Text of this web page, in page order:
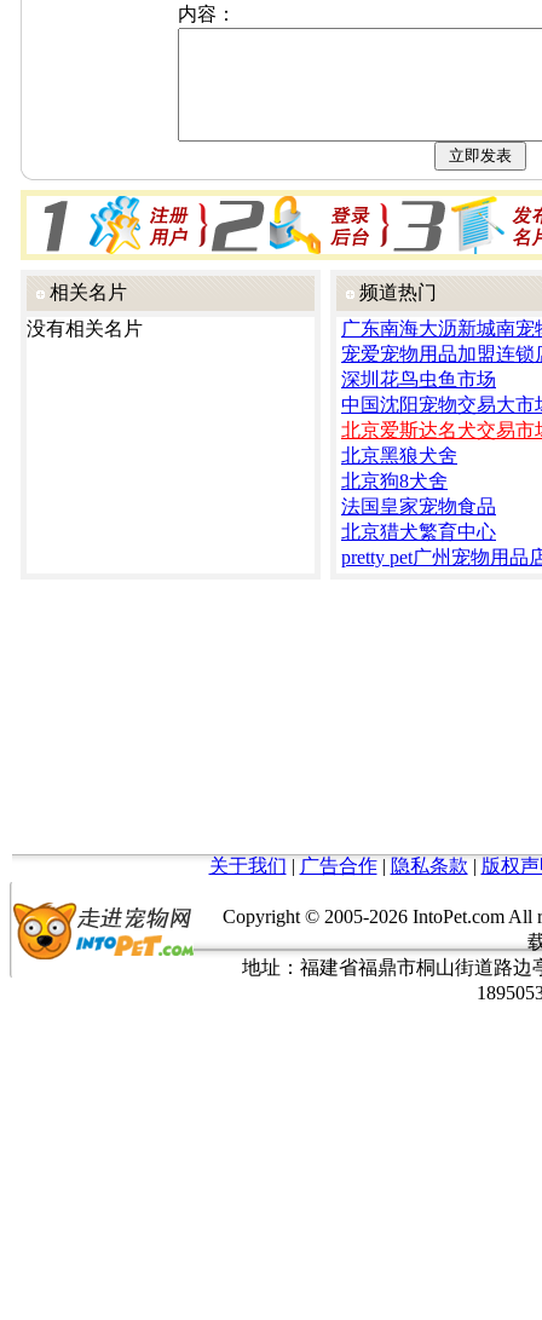
内容：
相关名片
没有相关名片
频道热门
广东南海大沥新城南宠
宠爱宠物用品加盟连锁
深圳花鸟虫鱼市场
中国沈阳宠物交易大市
北京爱斯达名犬交易市
北京黑狼犬舍
北京狗8犬舍
法国皇家宠物食品
北京猎犬繁育中心
pretty pet广州宠物用品
关于我们 | 广告合作| 隐私条款 | 版权
Copyright © 2005-2026 IntoPet.com
地址：福建省福鼎市桐山街道路边